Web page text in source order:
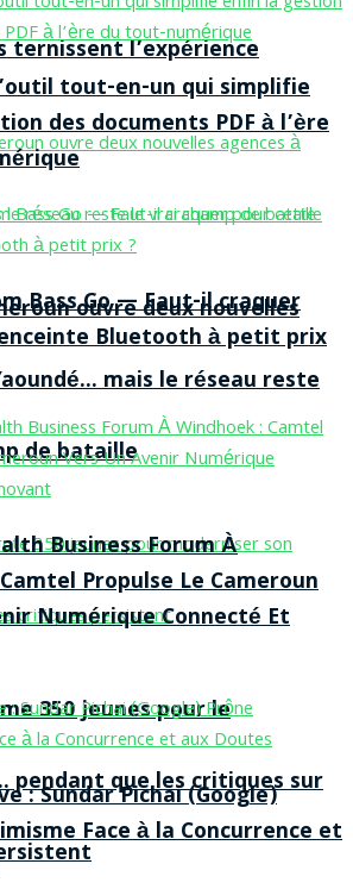
l’expérience
ouvre deux nouvelles
mais le réseau reste
de bataille
350 jeunes pour le
pendant que les critiques sur
tout-en-un qui simplifie
des documents PDF à l’ère
Bass Go — Faut-il craquer
Bluetooth à petit prix
Business Forum À
Propulse Le Cameroun
Numérique Connecté Et
: Sundar Pichai (Google)
Face à la Concurrence et